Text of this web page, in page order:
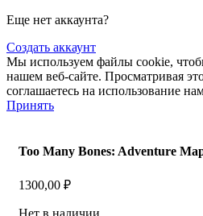
Еще нет аккаунта?
Создать аккаунт
Мы используем файлы cookie,
нашем веб-сайте. Просматривая
соглашаетесь на использование
Принять
Too Many Bones: Adventure
1300,00 ₽
Нет в наличии